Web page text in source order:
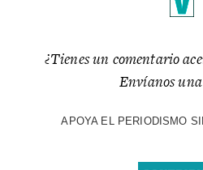
¿Tienes un comentario
Envíanos
APOYA EL PERIODISMO